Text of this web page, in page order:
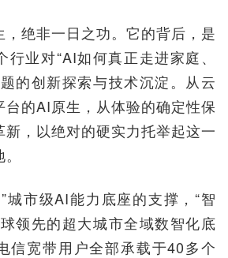
绝非一日之功。它的背后，是
行业对“AI如何真正走进家庭、
的创新探索与技术沉淀。从云
台的AI原生，从体验的确定性保
，以绝对的硬实力托举起这一
城市级AI能力底座的支撑，“智
领先的超大城市全域数智化底
信宽带用户全部承载于40多个